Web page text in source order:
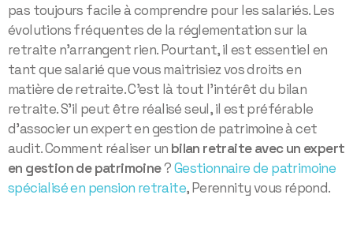
pas toujours facile à comprendre pour les salariés. Les
évolutions fréquentes de la réglementation sur la
retraite n’arrangent rien. Pourtant, il est essentiel en
tant que salarié que vous maitrisiez vos droits en
matière de retraite. C’est là tout l’intérêt du bilan
retraite. S’il peut être réalisé seul, il est préférable
d’associer un expert en gestion de patrimoine à cet
audit. Comment réaliser un bilan retraite avec un expert
en gestion de patrimoine?Gestionnaire de patrimoine
spécialisé en pension retraite, Perennity vous répond.